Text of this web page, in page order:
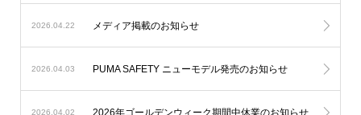
2026.04.22 メディア掲載のお知らせ
2026.04.03 PUMA SAFETY ニューモデル発売のお知らせ
2026.04.02